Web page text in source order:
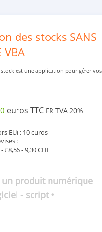
des stocks SANS
VBA
est une application pour gérer vos
euros TTC FR TVA 20%
EU) : 10 euros
:
£8,56 - 9,30 CHF
un produit numérique
- script •